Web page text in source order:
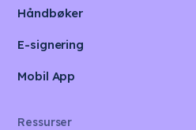
Håndbøker
E-signering
Mobil App
Ressurser